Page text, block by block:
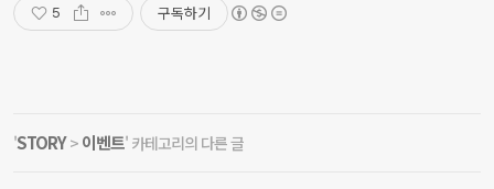
5 구독하기
'STORY> 이벤트' 카테고리의 다른 글